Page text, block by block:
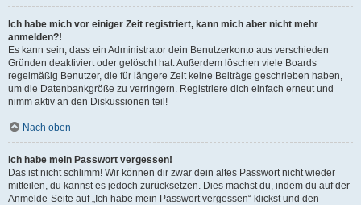
Ich habe mich vor einiger Zeit registriert, kann mich aber nicht mehr
anmelden?!
Es kann sein, dass ein Administrator dein Benutzerkonto aus verschieden
Gründen deaktiviert oder gelöscht hat. Außerdem löschen viele Boards
regelmäßig Benutzer, die für längere Zeit keine Beiträge geschrieben haben,
um die Datenbankgröße zu verringern. Registriere dich einfach erneut und
nimm aktiv an den Diskussionen teil!
Nach oben
Ich habe mein Passwort vergessen!
Das ist nicht schlimm! Wir können dir zwar dein altes Passwort nicht wieder
mitteilen, du kannst es jedoch zurücksetzen. Dies machst du, indem du auf der
Anmelde-Seite auf „Ich habe mein Passwort vergessen“ klickst und den